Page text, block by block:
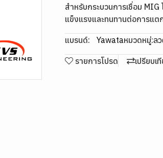
สำหรับกระบวนการเชื่อม
แข็งแรงและทนทานต่อการแ
แบรนด์: Yawataหมวดหมู่:ล
รายการโปรด เปรียบเ